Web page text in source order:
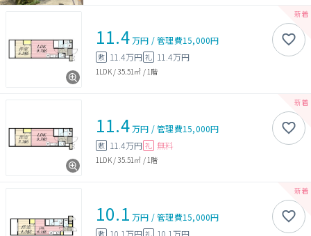
11.4万円 /管理費15,000円
敷 11.4万円 礼 11.4万円
1LDK/35.51㎡ / 1階
11.4万円 /管理費15,000円
敷 11.4万円 礼 無料
1LDK/35.51㎡ / 1階
10.1 万円 /管理費15,000円
敷 10.1万円 礼 10.1万円